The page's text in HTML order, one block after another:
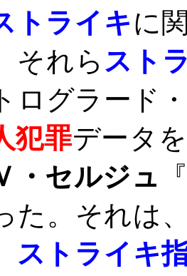
トライキに
それら スト
ログラード
犯罪データ
・セルジュ
た。それは
ストライキ